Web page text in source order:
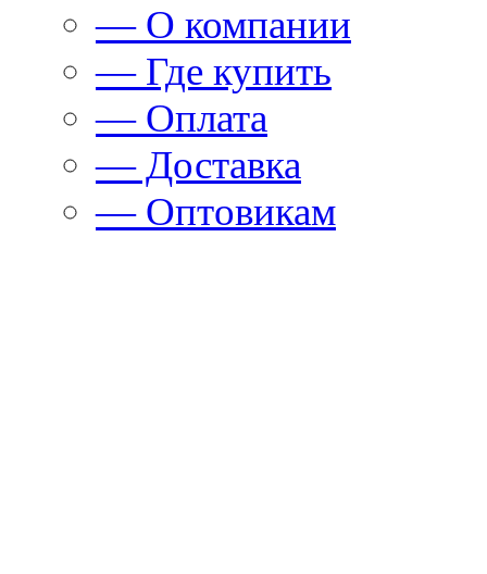
— О компании
— Где купить
— Оплата
— Доставка
— Оптовикам